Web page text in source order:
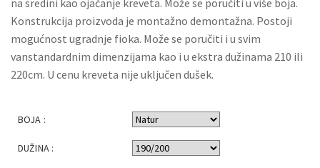
Konstrukcija proizvoda je montažno demontažna. Postoji
mogućnost ugradnje fioka. Može se poručiti i u svim
vanstandardnim dimenzijama kao i u ekstra dužinama 210 ili
220cm. U cenu kreveta nije uključen dušek.
BOJA :
DUŽINA :